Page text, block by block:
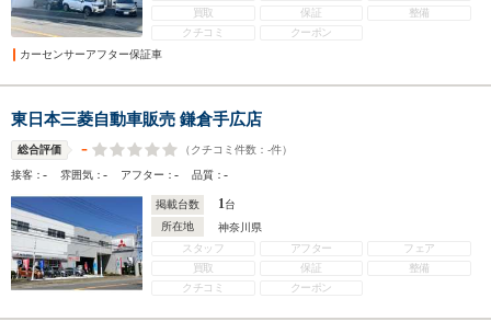
買取
保証
整備
クチコミ
クーポン
カーセンサーアフター保証車
東日本三菱自動車販売 鎌倉手広店
総合評価 - （クチコミ件数： -件）
接客：- 雰囲気：- アフター：- 品質：-
掲載台数 1台
所在地
神奈川県
スタッフ
アフター
フェア
買取
保証
整備
クチコミ
クーポン